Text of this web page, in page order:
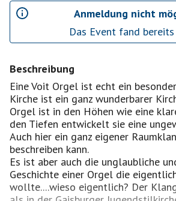
Anmeldung nicht
Das Event fand
Beschreibung
Eine Voit Orgel ist echt ein
Kirche ist ein ganz wunderbarer
Orgel ist in den Höhen wie eine
den Tiefen entwickelt sie eine
Auch hier ein ganz eigener
beschreiben kann.
Es ist aber auch die unglaubliche
Geschichte einer Orgel die
wollte....wieso eigentlich? Der